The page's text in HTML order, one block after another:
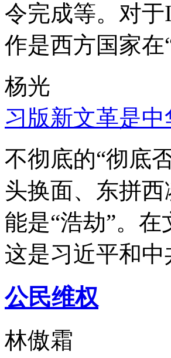
令完成等。对
作是西方国家在
杨光
习版新文革是
不彻底的“彻底
头换面、东拼
能是“浩劫”。
这是习近平和
公民维权
林傲霜